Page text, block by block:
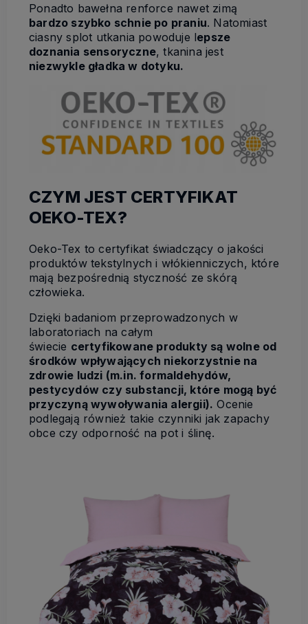
Ponadto bawełna renforce nawet zimą
bardzo szybko schnie po praniu. Natomiast
ciasny splot utkania powoduje lepsze
doznania sensoryczne, tkanina jest
niezwykle gładka w dotyku.
CZYM JEST CERTYFIKAT
OEKO-TEX?
Oeko-Tex to certyfikat świadczący o jakości
produktów tekstylnych i włókienniczych, które
mają bezpośrednią styczność ze skórą
człowieka.
Dzięki badaniom przeprowadzonych w
laboratoriach na całym
świecie certyfikowane produkty są wolne od
środków wpływających niekorzystnie na
zdrowie ludzi (m.in. formaldehydów,
pestycydów czy substancji, które mogą być
przyczyną wywoływania alergii). Ocenie
podlegają również takie czynniki jak zapachy
obce czy odporność na pot i ślinę.